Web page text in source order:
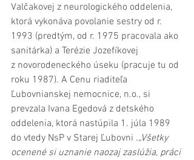
Valčakovej z neurologického oddelenia,
ktorá vykonáva povolanie sestry od r.
1993 (predtým, od r. 1975 pracovala ako
sanitárka) a Terézie Jozefíkovej
z novorodeneckého úseku (pracuje tu od
roku 1987). A Cenu riaditeľa
Ľubovnianskej nemocnice, n.o., si
prevzala Ivana Egedová z detského
oddelenia, ktorá nastúpila 1. júla 1989
do vtedy NsP v Starej Ľubovni .„Všetky
ocenené si uznanie naozaj zaslúžia, práci